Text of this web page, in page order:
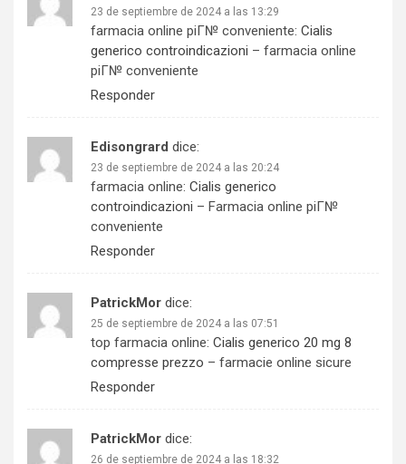
23 de septiembre de 2024 a las 13:29
farmacia online piГ№ conveniente: Cialis
generico controindicazioni – farmacia online
piГ№ conveniente
Responder
Edisongrard dice:
23 de septiembre de 2024 a las 20:24
farmacia online: Cialis generico
controindicazioni – Farmacia online piГ№
conveniente
Responder
PatrickMor dice:
25 de septiembre de 2024 a las 07:51
top farmacia online: Cialis generico 20 mg 8
compresse prezzo – farmacie online sicure
Responder
PatrickMor dice:
26 de septiembre de 2024 a las 18:32